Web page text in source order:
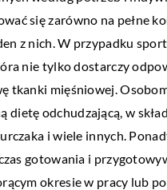
się zarówno na pełne
z nich. W przypadku
nie tylko dostarczy
tkanki mięśniowej.
dietę odchudzającą, w
i wiele innych.
gotowania i
okresie w pracy lub
Matematyka jest
nas. Począwszy
szkolnej, na życiu
Stale robimy […]